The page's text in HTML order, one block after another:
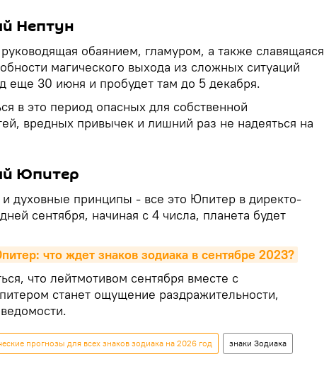
Нептун
обаянием, гламуром, а также славящаяся
магического выхода из сложных ситуаций
еще 30 июня и пробудет там до 5 декабря.
в это период опасных для собственной
вредных привычек и лишний раз не надеяться на
Юпитер
и духовные принципы - все это Юпитер в директо-
сентября, начиная с 4 числа, планета будет
что ждет знаков зодиака в сентябре 2023?
что лейтмотивом сентября вместе с
станет ощущение раздражительности,
прогнозы для всех знаков зодиака на 2026 год знаки Зодиака